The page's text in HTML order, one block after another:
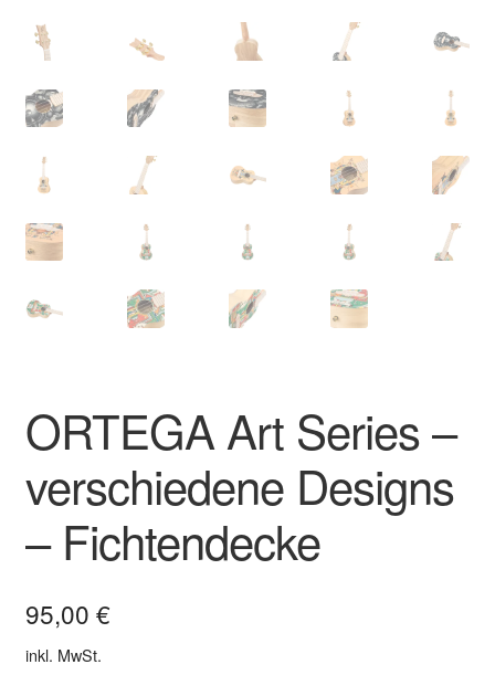
ORTEGA Art Series –
verschiedene Designs
– Fichtendecke
95,00 €
inkl. MwSt.